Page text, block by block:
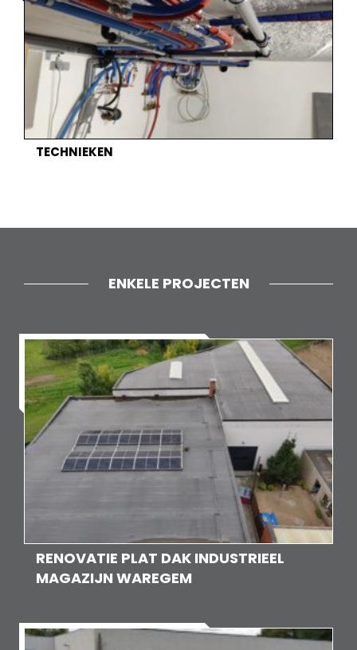
TECHNIEKEN
ENKELE PROJECTEN
RENOVATIE PLAT DAK INDUSTRIEEL
MAGAZIJN WAREGEM